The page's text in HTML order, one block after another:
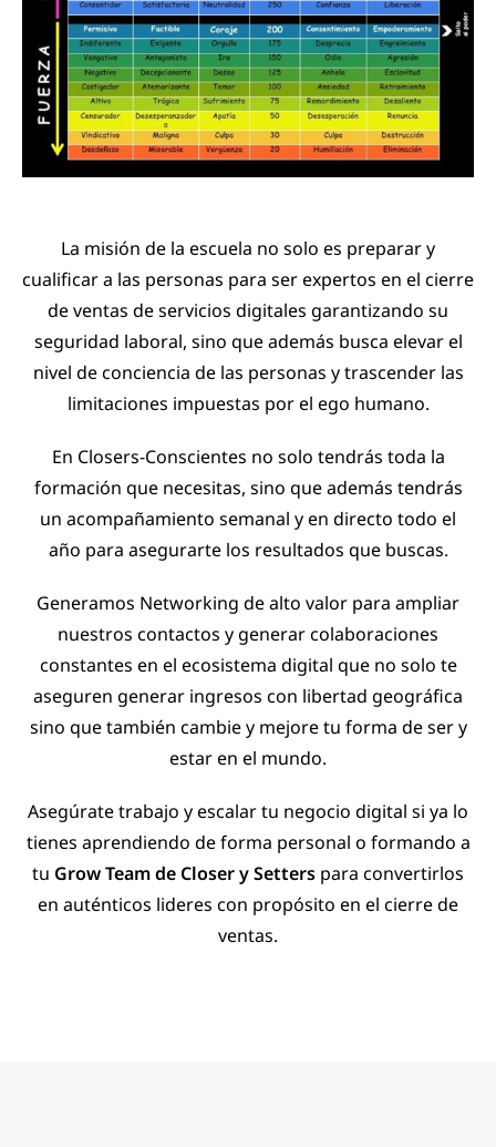
La misión de la escuela no solo es preparar y
cualificar a las personas para ser expertos en el cierre
de ventas de servicios digitales garantizando su
seguridad laboral, sino que además busca elevar el
nivel de conciencia de las personas y trascender las
limitaciones impuestas por el ego humano.
En Closers-Conscientes no solo tendrás toda la
formación que necesitas, sino que además tendrás
un acompañamiento semanal y en directo todo el
año para asegurarte los resultados que buscas.
Generamos Networking de alto valor para ampliar
nuestros contactos y generar colaboraciones
constantes en el ecosistema digital que no solo te
aseguren generar ingresos con libertad geográfica
sino que también cambie y mejore tu forma de ser y
estar en el mundo.
Asegúrate trabajo y escalar tu negocio digital si ya lo
tienes aprendiendo de forma personal o formando a
tu Grow Team de Closer y Setters para convertirlos
en auténticos lideres con propósito en el cierre de
ventas.